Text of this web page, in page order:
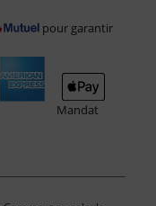
pour garantir
Mandat